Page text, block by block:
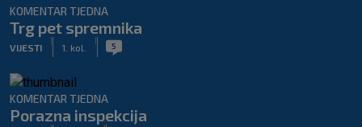
KOMENTAR TJEDNA
Trg pet spremnika
VIJESTI 1. kol. 5
KOMENTAR TJEDNA
Porazna inspekcija